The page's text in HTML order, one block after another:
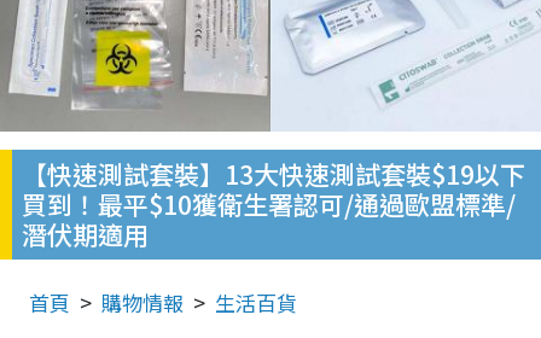
【快速測試套裝】13大快速測試套裝$19以下
買到！最平$10獲衛生署認可/通過歐盟標準/
潛伏期適用
首頁 購物情報 生活百貨